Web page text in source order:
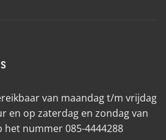
van maandag t/m vrijdag
en op zaterdag en zondag van
het nummer 085-4444288